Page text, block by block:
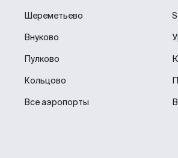
Шереметьево
Внуково
Пулково
Кольцово
Все аэропорты